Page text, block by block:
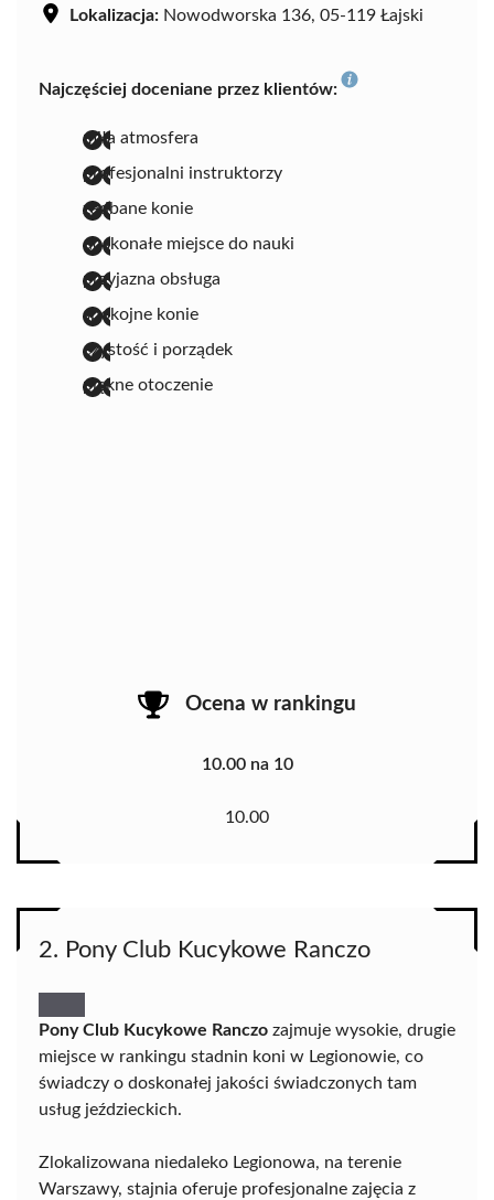
Lokalizacja: Nowodworska 136, 05-119 Łajski
Najczęściej doceniane przez klientów:
miła atmosfera
profesjonalni instruktorzy
zadbane konie
doskonałe miejsce do nauki
przyjazna obsługa
spokojne konie
czystość i porządek
piękne otoczenie
Ocena w rankingu
10.00 na 10
10.00
2. Pony Club Kucykowe Ranczo
Pony Club Kucykowe Ranczo zajmuje wysokie, drugie
miejsce w rankingu stadnin koni w Legionowie, co
świadczy o doskonałej jakości świadczonych tam
usług jeździeckich.
Zlokalizowana niedaleko Legionowa, na terenie
Warszawy, stajnia oferuje profesjonalne zajęcia z